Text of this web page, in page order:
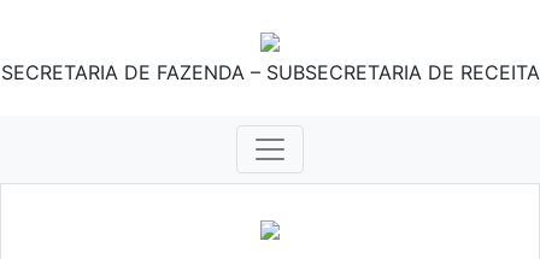
SECRETARIA DE FAZENDA – SUBSECRETARIA DE RECEITA